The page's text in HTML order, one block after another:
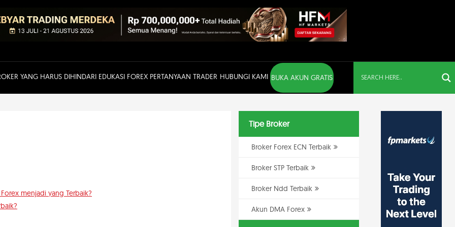
YANG HARUS DIHINDARI EDUKASI FOREX PERTANYAAN TRADER HUBUNGI KAMI BUKA AKUN GRATIS
menjadi yang Terbaik?
Tipe Broker
Broker Forex ECN Terbaik
Broker STP Terbaik
Broker Ndd Terbaik
Akun DMA Forex